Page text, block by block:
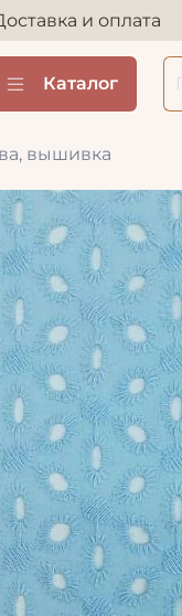
и оплата
Каталог
вышивка